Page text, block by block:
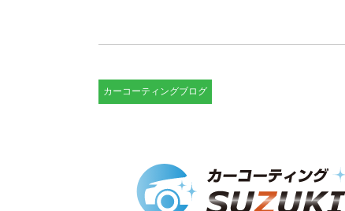
カーコーティングブログ